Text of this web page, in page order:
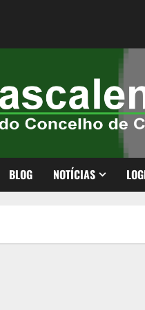
BLOG NOTÍCIAS